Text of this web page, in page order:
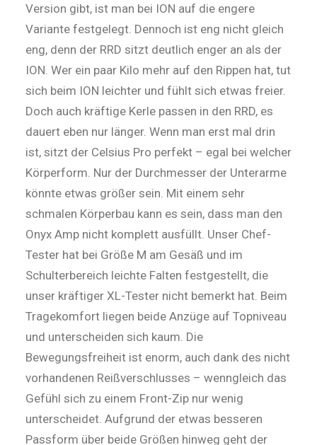
Version gibt, ist man bei ION auf die engere
Variante festgelegt. Dennoch ist eng nicht gleich
eng, denn der RRD sitzt deutlich enger an als der
ION. Wer ein paar Kilo mehr auf den Rippen hat, tut
sich beim ION leichter und fühlt sich etwas freier.
Doch auch kräftige Kerle passen in den RRD, es
dauert eben nur länger. Wenn man erst mal drin
ist, sitzt der Celsius Pro perfekt – egal bei welcher
Körperform. Nur der Durchmesser der Unterarme
könnte etwas größer sein. Mit einem sehr
schmalen Körperbau kann es sein, dass man den
Onyx Amp nicht komplett ausfüllt. Unser Chef-
Tester hat bei Größe M am Gesäß und im
Schulterbereich leichte Falten festgestellt, die
unser kräftiger XL-Tester nicht bemerkt hat. Beim
Tragekomfort liegen beide An­zü­ge auf Topniveau
und unterscheiden sich kaum. Die
Bewegungsfreiheit ist enorm, auch dank des nicht
vorhandenen Reißverschlusses – wenngleich das
Gefühl sich zu einem Front-Zip nur wenig
unterscheidet. Aufgrund der etwas besseren
Passform über beide Größen hinweg geht der